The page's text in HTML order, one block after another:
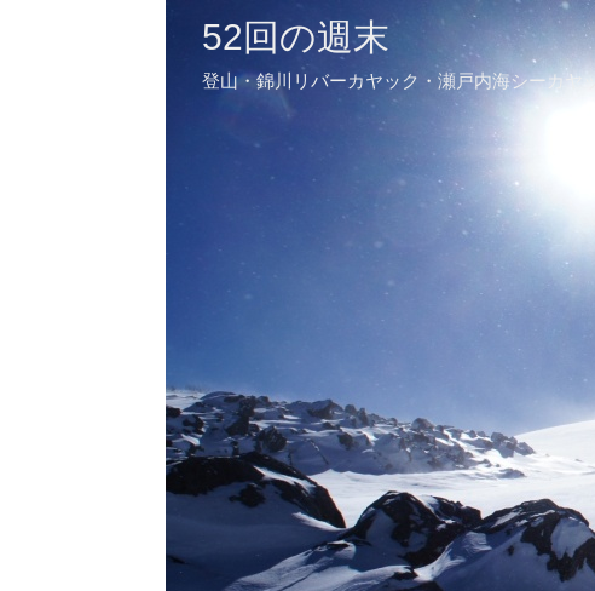
52回の週末
登山・錦川リバーカヤック・瀬戸内海シーカヤ